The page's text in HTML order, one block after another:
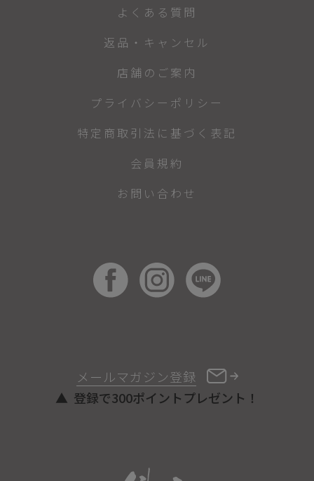
メールマガジン登録
登録で300ポイントプレゼント！
よくある質問
返品・キャンセル
店舗のご案内
プライバシーポリシー
特定商取引法に基づく表記
会員規約
お問い合わせ